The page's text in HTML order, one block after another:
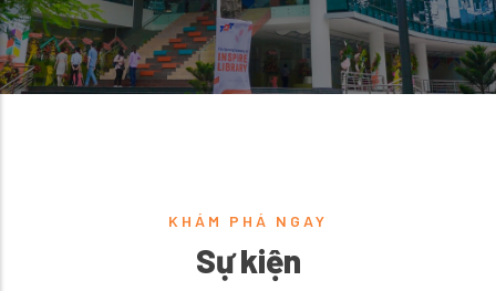
KHÁM PHÁ NGAY
Sự kiện